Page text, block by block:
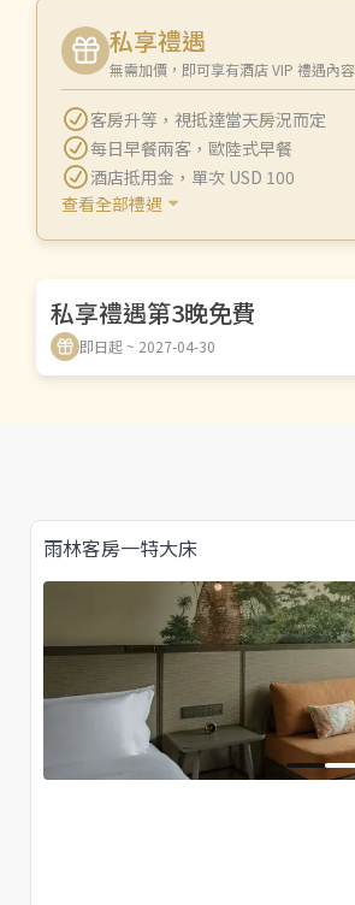
私享禮遇
無需加價，即可享有酒店 VIP 禮遇內容
客房升等 ， 視抵達當天房況而定
每日早餐兩客 ， 歐陸式早餐
酒店抵用金 ， 單次 USD 100
查看全部禮遇
私享禮遇第3晚免費
即日起 ~ 2027-04-30
雨林客房一特大床